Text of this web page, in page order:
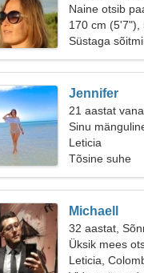
Naine otsib
170 cm (5'7"),
Süstaga
Jennifer
21 aastat
Sinu
Leticia
Tõsine suhe
Michaell
32 aastat,
Üksik mees
Leticia,